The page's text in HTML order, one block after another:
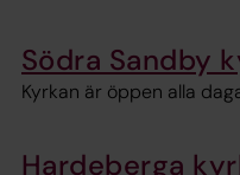
Södra Sandby
Kyrkan är öppen alla
Hardeberga